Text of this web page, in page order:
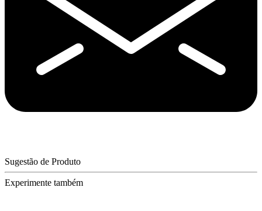
Sugestão de Produto
Experimente também